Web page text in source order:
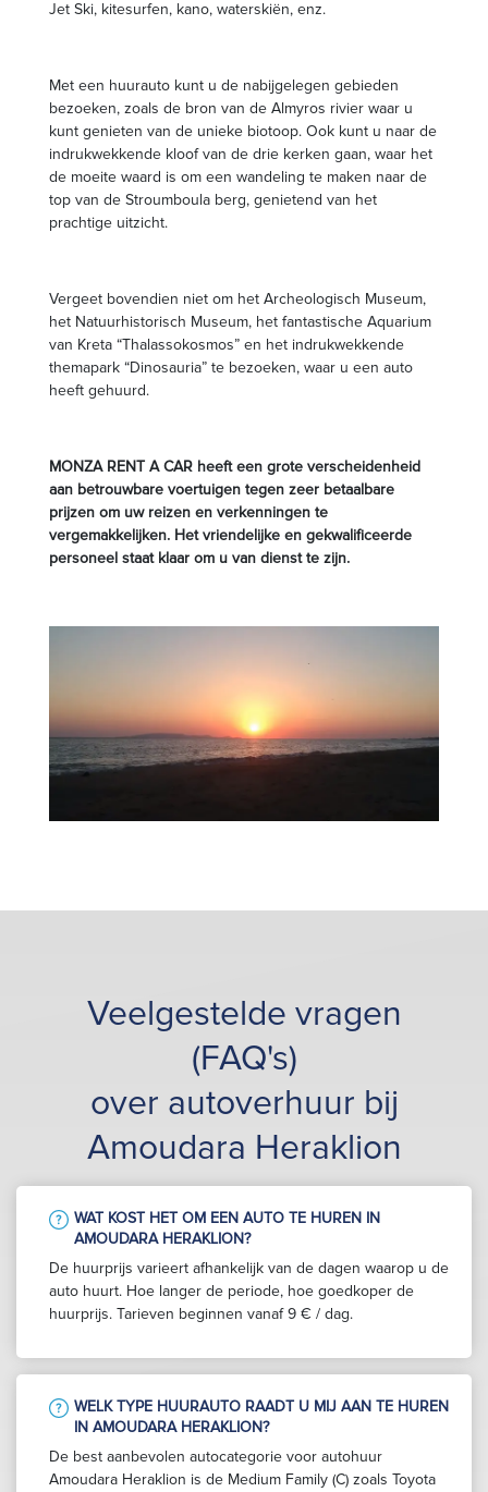
Jet Ski, kitesurfen, kano, waterskiën, enz.
Met een huurauto kunt u de nabijgelegen gebieden
bezoeken, zoals de bron van de Almyros rivier waar u
kunt genieten van de unieke biotoop. Ook kunt u naar de
indrukwekkende kloof van de drie kerken gaan, waar het
de moeite waard is om een wandeling te maken naar de
top van de Stroumboula berg, genietend van het
prachtige uitzicht.
Vergeet bovendien niet om het Archeologisch Museum,
het Natuurhistorisch Museum, het fantastische Aquarium
van Kreta “Thalassokosmos” en het indrukwekkende
themapark “Dinosauria” te bezoeken, waar u een auto
heeft gehuurd.
MONZA RENT A CAR heeft een grote verscheidenheid
aan betrouwbare voertuigen tegen zeer betaalbare
prijzen om uw reizen en verkenningen te
vergemakkelijken. Het vriendelijke en gekwalificeerde
personeel staat klaar om u van dienst te zijn.
Veelgestelde vragen
(FAQ's)
over autoverhuur bij
Amoudara Heraklion
WAT KOST HET OM EEN AUTO TE HUREN IN
AMOUDARA HERAKLION?
De huurprijs varieert afhankelijk van de dagen waarop u de
auto huurt. Hoe langer de periode, hoe goedkoper de
huurprijs. Tarieven beginnen vanaf 9 € / dag.
WELK TYPE HUURAUTO RAADT U MIJ AAN TE HUREN
IN AMOUDARA HERAKLION?
De best aanbevolen autocategorie voor autohuur
Amoudara Heraklion is de Medium Family (C) zoals Toyota